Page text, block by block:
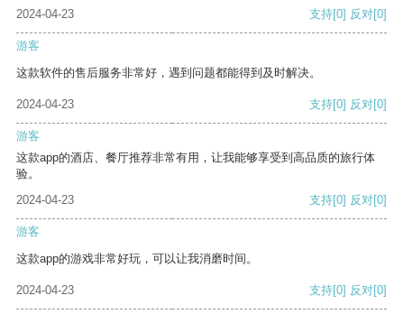
2024-04-23 支持[0] 反对[0]
游客
这款软件的售后服务非常好，遇到问题都能得到及时解决。
2024-04-23 支持[0] 反对[0]
游客
这款app的酒店、餐厅推荐非常有用，让我能够享受到高品质的旅行体
验。
2024-04-23
支持[0] 反对[0]
游客
这款app的游戏非常好玩，可以让我消磨时间。
2024-04-23 支持[0] 反对[0]